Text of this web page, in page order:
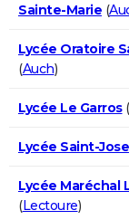
Sainte-Marie (
Lycée Oratoire
(Auch)
Lycée Le Garros(
Lycée Saint-
Lycée Maréchal
(Lectoure)